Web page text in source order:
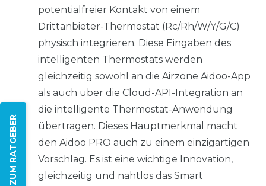
ZUM RATGEBER
potentialfreier Kontakt von einem
Drittanbieter-Thermostat (Rc/Rh/W/Y/G/C)
physisch integrieren. Diese Eingaben des
intelligenten Thermostats werden
gleichzeitig sowohl an die Airzone Aidoo-App
als auch über die Cloud-API-Integration an
die intelligente Thermostat-Anwendung
übertragen. Dieses Hauptmerkmal macht
den Aidoo PRO auch zu einem einzigartigen
Vorschlag. Es ist eine wichtige Innovation,
gleichzeitig und nahtlos das Smart